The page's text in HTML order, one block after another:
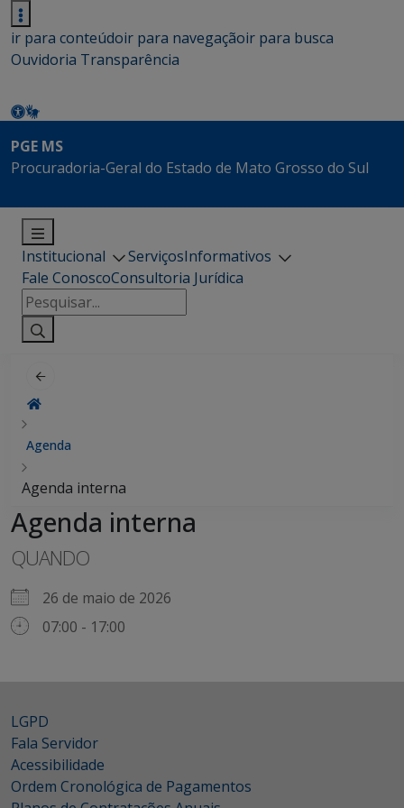
ir para conteúdoir para navegaçãoir para busca
Ouvidoria Transparência
PGE MS
Procuradoria-Geral do Estado de Mato Grosso do Sul
Institucional ServiçosInformativos
Fale ConoscoConsultoria Jurídica
Pesquisar
por:
Agenda
Agenda interna
Agenda interna
QUANDO
26 de maio de 2026
07:00 - 17:00
LGPD
Fala Servidor
Acessibilidade
Ordem Cronológica de Pagamentos